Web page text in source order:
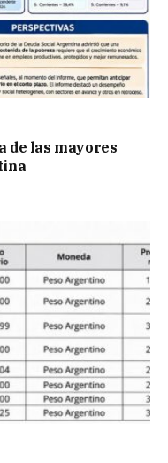
de las mayores